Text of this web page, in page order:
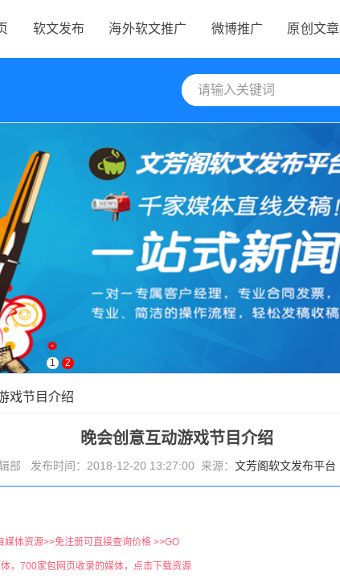
原创文章
微博推广
海外软文推广
软文发布
1 2
戏节目介绍
晚会创意互动游戏节目介绍
部 发布时间：2018-12-20 13:27:00 来源： 文芳阁软文发布平台
体资源>>免注册可直接查询价格 >>GO
，700家包网页收录的媒体，点击下载资源